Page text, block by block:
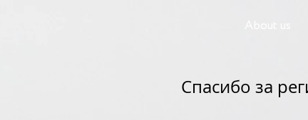
Спасибо за